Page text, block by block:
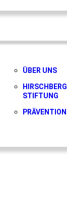
ÜBER UNS
HIRSCHBERG
STIFTUNG
PRÄVENTION